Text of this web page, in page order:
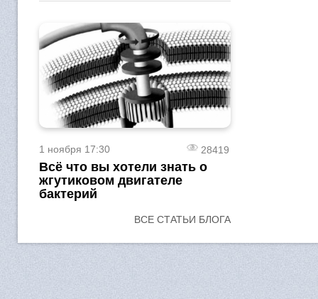
1 ноября 17:30 28419
Всё что вы хотели знать о
жгутиковом двигателе
бактерий
ВСЕ СТАТЬИ БЛОГА